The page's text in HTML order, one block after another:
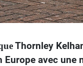
Thornley
Europe avec